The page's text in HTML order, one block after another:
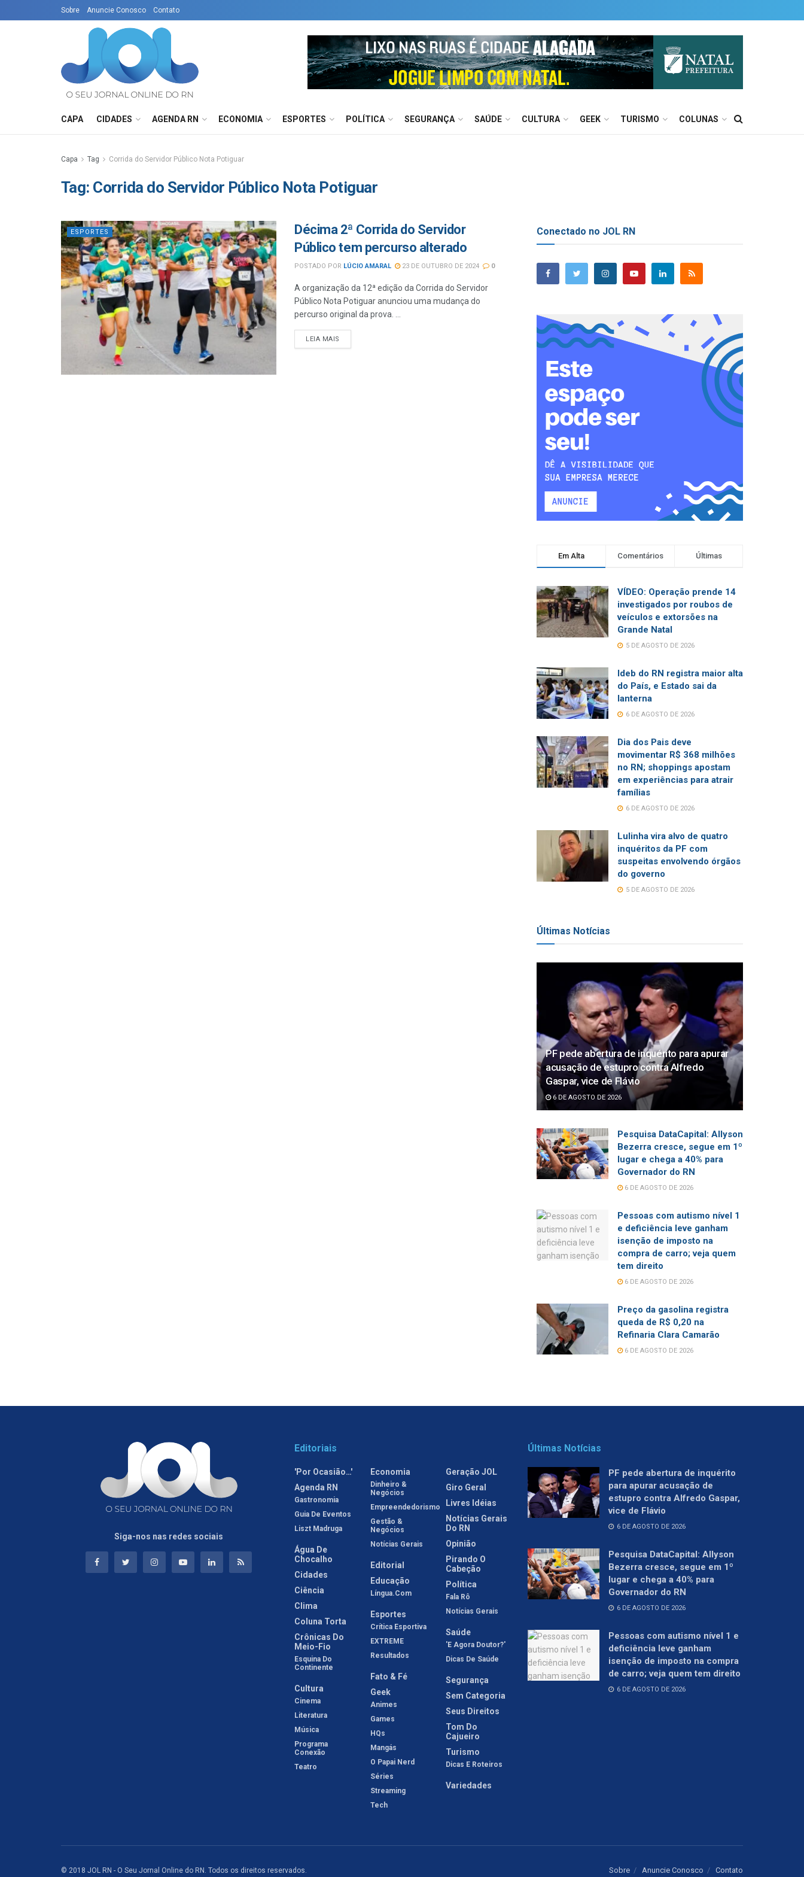
Sobre Anuncie Conosco Contato
CAPA CIDADES AGENDA RN ECONOMIA ESPORTES POLÍTICA SEGURANÇA SAÚDE CULTURA GEEK TURISMO COLUNAS
Capa Tag Corrida do Servidor Público Nota Potiguar
Tag: Corrida do Servidor Público Nota Potiguar
ESPORTES
Décima 2ª Corrida do Servidor
Público tem percurso alterado
POSTADO POR LÚCIO AMARAL 23 DE OUTUBRO DE 2024 0
A organização da 12ª edição da Corrida do Servidor
Público Nota Potiguar anunciou uma mudança do
percurso original da prova. ...
LEIA MAIS
Conectado no JOL RN
Em Alta Comentários Últimas
VÍDEO: Operação prende 14
investigados por roubos de
veículos e extorsões na
Grande Natal
5 DE AGOSTO DE 2026
Ideb do RN registra maior alta
do País, e Estado sai da
lanterna
6 DE AGOSTO DE 2026
Dia dos Pais deve
movimentar R$ 368 milhões
no RN; shoppings apostam
em experiências para atrair
famílias
6 DE AGOSTO DE 2026
Lulinha vira alvo de quatro
inquéritos da PF com
suspeitas envolvendo órgãos
do governo
5 DE AGOSTO DE 2026
Últimas Notícias
PF pede abertura de inquérito para apurar
acusação de estupro contra Alfredo
Gaspar, vice de Flávio
6 DE AGOSTO DE 2026
Pesquisa DataCapital: Allyson
Bezerra cresce, segue em 1º
lugar e chega a 40% para
Governador do RN
6 DE AGOSTO DE 2026
Pessoas com autismo nível 1
e deficiência leve ganham
isenção de imposto na
compra de carro; veja quem
tem direito
6 DE AGOSTO DE 2026
Preço da gasolina registra
queda de R$ 0,20 na
Refinaria Clara Camarão
6 DE AGOSTO DE 2026
Siga-nos nas redes sociais
Editoriais
'Por Ocasião…'
Agenda RN
Gastronomia
Guia De Eventos
Liszt Madruga
Água De
Chocalho
Cidades
Ciência
Clima
Coluna Torta
Crônicas Do
Meio-Fio
Esquina Do
Continente
Cultura
Cinema
Literatura
Música
Programa
Conexão
Teatro
Economia
Dinheiro &
Negócios
Empreendedorismo
Gestão &
Negócios
Notícias Gerais
Editorial
Educação
Língua.com
Esportes
Crítica Esportiva
EXTREME
Resultados
Fato & Fé
Geek
Animes
Games
HQs
Mangás
O Papai Nerd
Séries
Streaming
Tech
Geração JOL
Giro Geral
Livres Idéias
Notícias Gerais
Do RN
Opinião
Pirando O
Cabeção
Política
Fala Rô
Notícias Gerais
Saúde
'E Agora Doutor?'
Dicas De Saúde
Segurança
Sem Categoria
Seus Direitos
Tom Do
Cajueiro
Turismo
Dicas E Roteiros
Variedades
Últimas Notícias
PF pede abertura de inquérito
para apurar acusação de
estupro contra Alfredo Gaspar,
vice de Flávio
6 DE AGOSTO DE 2026
Pesquisa DataCapital: Allyson
Bezerra cresce, segue em 1º
lugar e chega a 40% para
Governador do RN
6 DE AGOSTO DE 2026
Pessoas com autismo nível 1 e
deficiência leve ganham
isenção de imposto na compra
de carro; veja quem tem direito
6 DE AGOSTO DE 2026
Sobre Anuncie Conosco Contato
© 2018 JOL RN - O Seu Jornal Online do RN. Todos os direitos reservados.